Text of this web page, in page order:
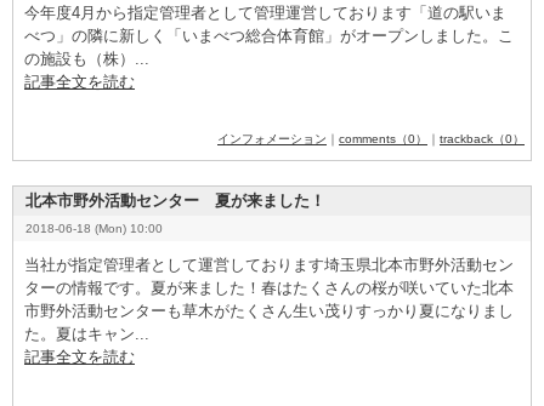
今年度4­月から指定管理者として管理運営しております「道の駅いま
べつ」の隣に新しく「いまべつ総合体育館」がオープンしました。こ
の施設も（株）...
記事全文を読む
インフォメーション ｜ comments（0） ｜ trackback（0）
北本市野外活動センター 夏が来ました！
2018-06-18 (Mon) 10:00
当社が指定管理者として運営しております埼玉県北本市野外活動セン
ターの情報です。夏が来ました！春はたくさんの桜が咲いていた北本
市野外活動センターも草木がたくさん生い茂りすっかり夏になりまし
た。夏はキャン...
記事全文を読む